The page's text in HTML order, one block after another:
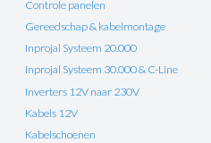
Controle panelen
Gereedschap & kabelmontage
Inprojal Systeem 20.000
Inprojal Systeem 30.000 & C-Line
Inverters 12V naar 230V
Kabels 12V
Kabelschoenen